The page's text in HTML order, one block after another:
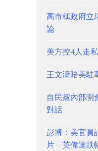
高市稱政府立
論
美方控4人走
王文濤晤美駐
自民黨內部開
對話
彭博：美官員
片 英偉達跌